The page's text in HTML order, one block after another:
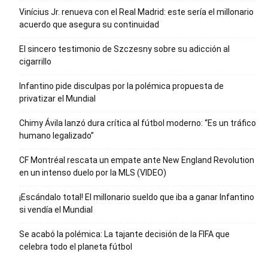
Vinícius Jr. renueva con el Real Madrid: este sería el millonario
acuerdo que asegura su continuidad
El sincero testimonio de Szczesny sobre su adicción al
cigarrillo
Infantino pide disculpas por la polémica propuesta de
privatizar el Mundial
Chimy Ávila lanzó dura crítica al fútbol moderno: “Es un tráfico
humano legalizado”
CF Montréal rescata un empate ante New England Revolution
en un intenso duelo por la MLS (VIDEO)
¡Escándalo total! El millonario sueldo que iba a ganar Infantino
si vendía el Mundial
Se acabó la polémica: La tajante decisión de la FIFA que
celebra todo el planeta fútbol